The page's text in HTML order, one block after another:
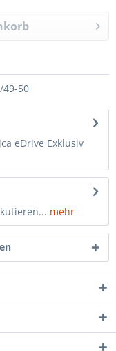
49-50
eDrive Exklusiv
mehr